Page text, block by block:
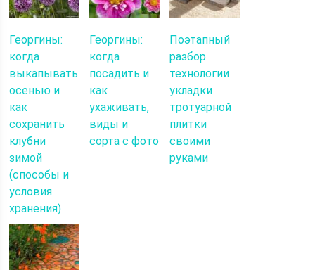
Георгины:
когда
выкапывать
осенью и
как
сохранить
клубни
зимой
(способы и
условия
хранения)
Георгины:
когда
посадить и
как
ухаживать,
виды и
сорта с фото
Поэтапный
разбор
технологии
укладки
тротуарной
плитки
своими
руками